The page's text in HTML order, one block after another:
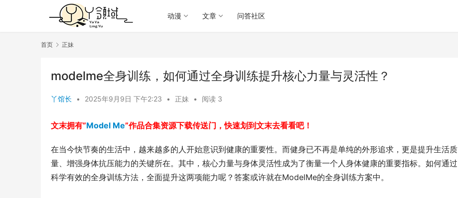
动漫 文章 问答社区
首页 正妹
modelme全身训练，如何通过全身训练提升核心力量与灵活性？
丫馆长 • 2025年9月9日 下午2:23 • 正妹 • 阅读 3
文末拥有”Model Me”作品合集资源下载传送门，快速划到文末去看看吧！
在当今快节奏的生活中，越来越多的人开始意识到健康的重要性。而健身已不再是单纯的外形追求，更是提升生活质
量、增强身体抗压能力的关键所在。其中，核心力量与身体灵活性成为了衡量一个人身体健康的重要指标。如何通过
科学有效的全身训练方法，全面提升这两项能力呢？答案或许就在ModelMe的全身训练方案中。